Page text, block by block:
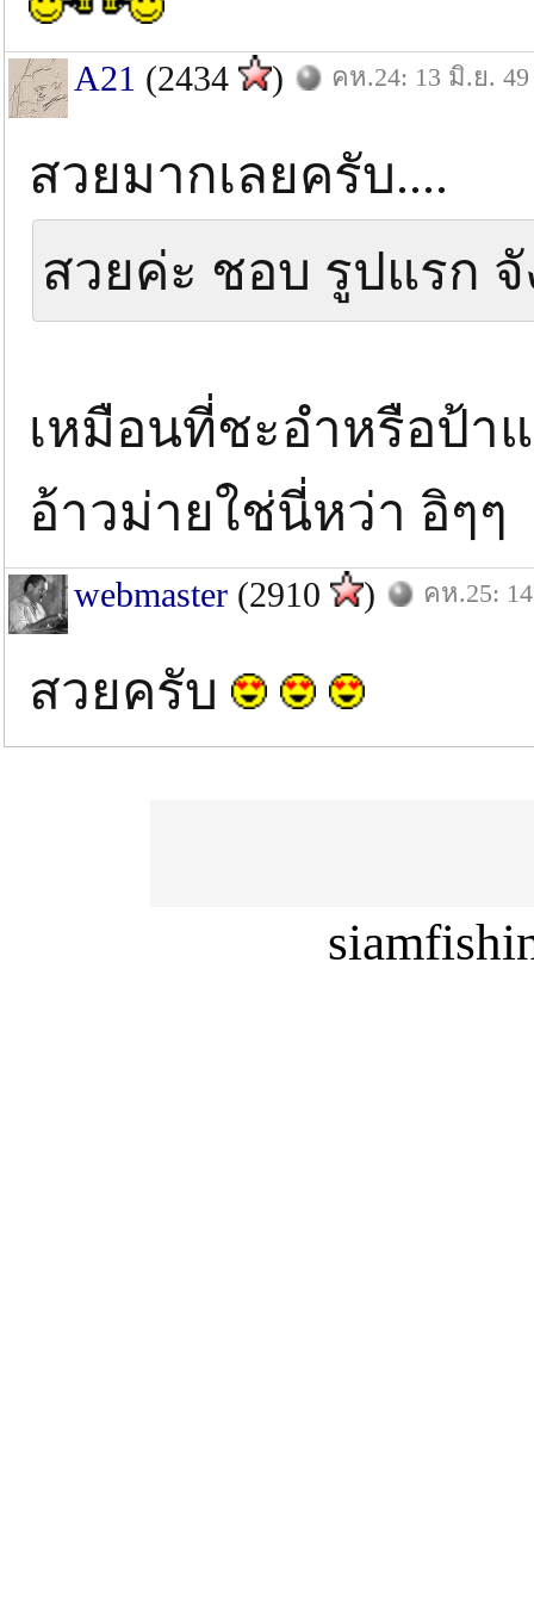
A21 (2434 ) คห.24: 13 มิ.ย. 49
สวยมากเลยครับ....
สวยค่ะ ชอบ รูปแรก จั
เหมือนที่ชะอำหรือป้า
อ้าวม่ายใช่นี่หว่า อิๆๆ
webmaster (2910 ) คห.25:
สวยครับ